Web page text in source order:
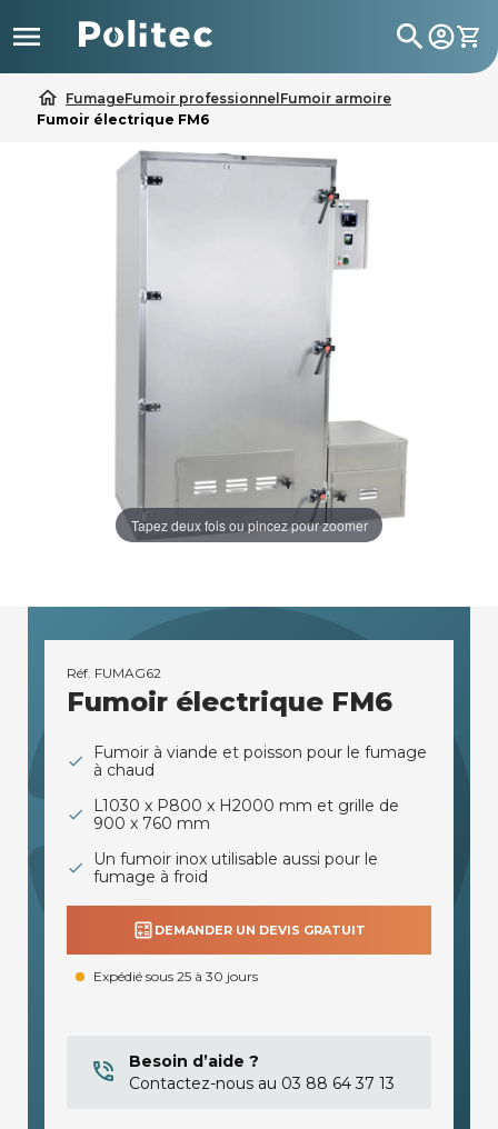
 search
home FumageFumoir professionnel Fumoir armoire
Fumoir électrique FM6
Tapez deux fois ou pincez pour zoomer
Réf. FUMAG62
Fumoir électrique FM6
Fumoir à viande et poisson pour le fumage
à chaud
L1030 x P800 x H2000 mm et grille de
900 x 760 mm
Un fumoir inox utilisable aussi pour le
fumage à froid
calculate DEMANDER UN DEVIS GRATUIT
Expédié sous 25 à 30 jours
Besoin d’aide ?
Contactez-nous au 03 88 64 37 13